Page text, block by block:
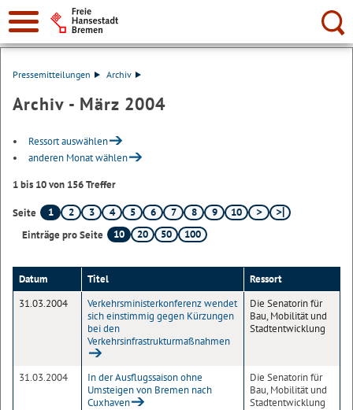
Suche:
Pressemitteilungen Archiv
Archiv - März 2004
Ressort auswählen
anderen Monat wählen
1 bis 10 von 156 Treffer
Seite 1 2 3 4 5 6 7 8 9
10
Einträge pro Seite
10 20 50 100
Datum Titel
Ressort
31.03.2004
Verkehrsministerkonferenz wendet
sich einstimmig gegen Kürzungen
bei den
Verkehrsinfrastrukturmaßnahmen
Die Senatorin für
Bau, Mobilität und
Stadtentwicklung
31.03.2004
In der Ausflugssaison ohne
Umsteigen von Bremen nach
Cuxhaven
Die Senatorin für
Bau, Mobilität und
Stadtentwicklung